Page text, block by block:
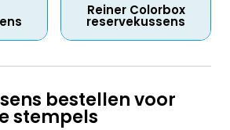
Reiner Colorbox
reservekussens
bestellen voor
stempels